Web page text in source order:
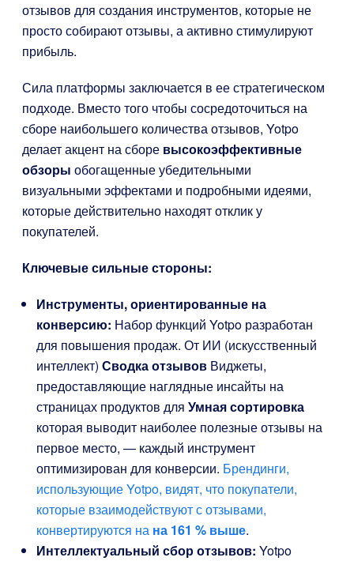
отзывов для создания инструментов, которые не
просто собирают отзывы, а активно стимулируют
прибыль.
Сила платформы заключается в ее стратегическом
подходе. Вместо того чтобы сосредоточиться на
сборе наибольшего количества отзывов, Yotpo
делает акцент на сборе высокоэффективные
обзоры обогащенные убедительными
визуальными эффектами и подробными идеями,
которые действительно находят отклик у
покупателей.
Ключевые сильные стороны:
Инструменты, ориентированные на
конверсию: Набор функций Yotpo разработан
для повышения продаж. От ИИ (искусственный
интеллект) Сводка отзывов Виджеты,
предоставляющие наглядные инсайты на
страницах продуктов для Умная сортировка
которая выводит наиболее полезные отзывы на
первое место, — каждый инструмент
оптимизирован для конверсии. Брендинги,
использующие Yotpo, видят, что покупатели,
которые взаимодействуют с отзывами,
конвертируются на на 161 % выше.
Интеллектуальный сбор отзывов: Yotpo